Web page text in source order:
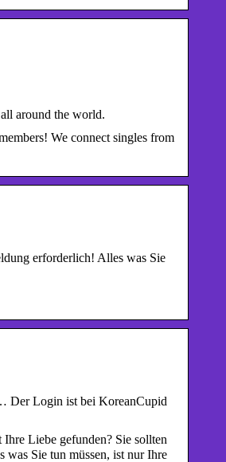
around the world.
We connect singles from
erforderlich! Alles was Sie
Der Login ist bei KoreanCupid
Liebe gefunden? Sie sollten
Sie tun müssen, ist nur Ihre